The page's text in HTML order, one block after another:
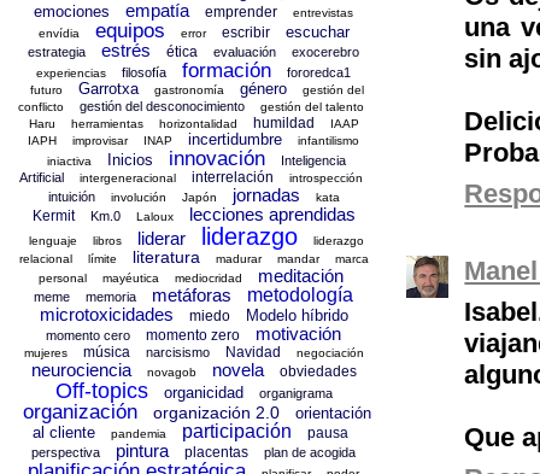
una
sin
Que
emociones empatía emprender
entrevistas
envídia
equipos error escribir escuchar
estrategia estrés ética evaluación exocerebro
experiencias filosofía formación fororedca1
futuro Garrotxa gastronomía género
gestión del
conflicto
gestión del desconocimiento
gestión del talento
Haru
herramientas horizontalidad humildad
IAAP
IAPH
improvisar INAP incertidumbre
infantilismo
iniactiva
Inicios innovación
Inteligencia
Artificial
intergeneracional interrelación introspección
intuición involución Japón jornadas kata
Kermit Km.0 Laloux lecciones aprendidas
lenguaje libros liderar liderazgo
liderazgo
relacional
límite literatura madurar mandar
marca
personal
mayéutica mediocridad meditación
meme memoria metáforas
metodología
microtoxicidades
miedo Modelo híbrido
momento cero momento zero motivación
mujeres música narcisismo Navidad negociación
neurociencia novagob novela obviedades
Off-topics organicidad organigrama
organización organización 2.0
orientación
al cliente
pandemia participación pausa
perspectiva pintura placentas plan de acogida